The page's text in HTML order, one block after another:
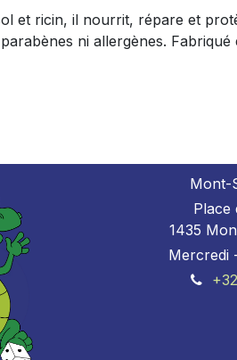
et ricin, il nourrit, répare et
ni allergènes.
Mont-
Place
1435
Mercredi